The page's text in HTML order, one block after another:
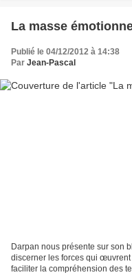
La masse
Publié le 04/12/2012 à 14:38
Par Jean-Pascal
Darpan nous présente sur son
discerner les forces qui
faciliter la compréhension des